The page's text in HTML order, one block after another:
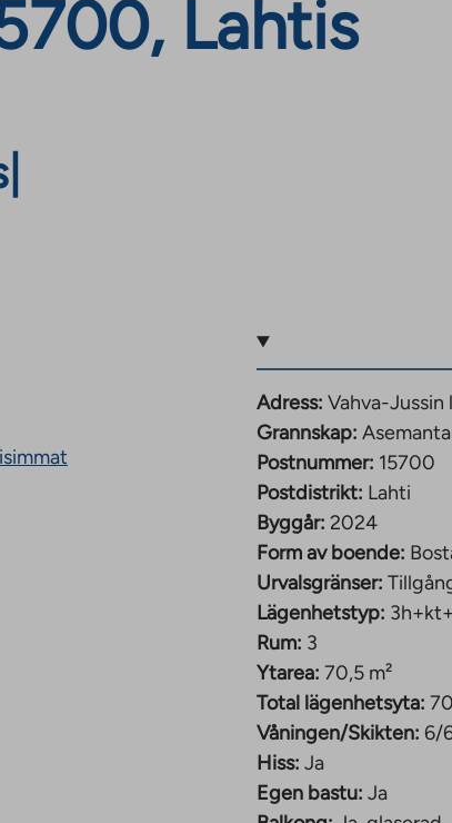
Lahtis
Adress: Vahva-Jussin
Grannskap:
Postnummer: 15700
Postdistrikt: Lahti
Byggår: 2024
Form av boende:
Urvalsgränser:
Lägenhetstyp:
Rum: 3
Ytarea: 70,5 m²
Total lägenhetsyta:
Våningen/Skikten: 6/
Hiss: Ja
Egen bastu: Ja